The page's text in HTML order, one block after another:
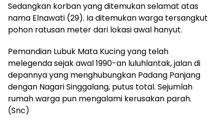
Sedangkan korban yang ditemukan selamat atas
nama Elnawati (29). Ia ditemukan warga tersangkut
pohon ratusan meter dari lokasi awal hanyut.
Pemandian Lubuk Mata Kucing yang telah
melegenda sejak awal 1990-an luluhlantak, jalan di
depannya yang menghubungkan Padang Panjang
dengan Nagari Singgalang, putus total. Sejumlah
rumah warga pun mengalami kerusakan parah.
(Snc)